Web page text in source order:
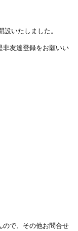
いたしました。
非友達登録をお願いい
で、その他お問合せ